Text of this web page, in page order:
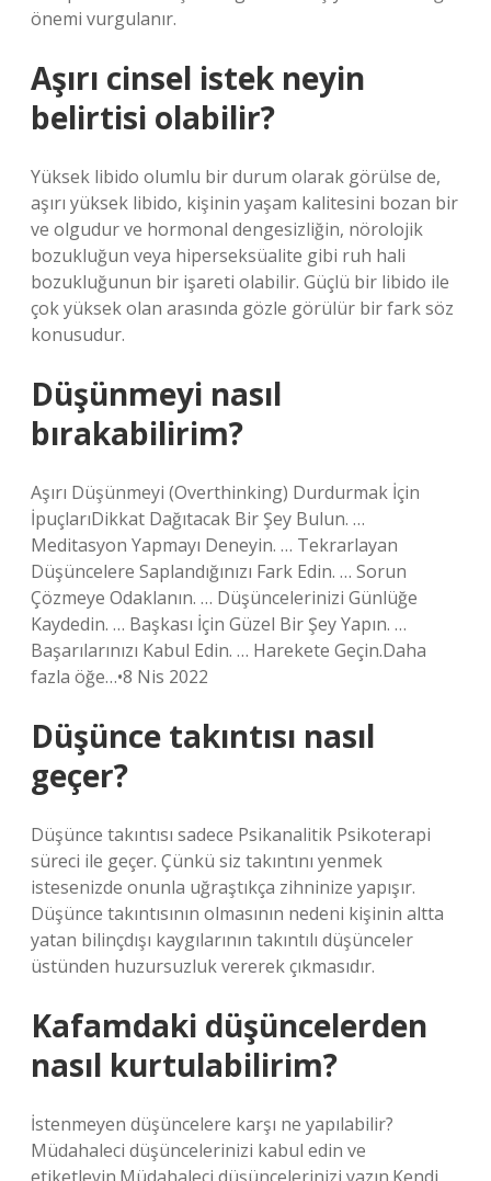
önemi vurgulanır.
Aşırı cinsel istek neyin
belirtisi olabilir?
Yüksek libido olumlu bir durum olarak görülse de,
aşırı yüksek libido, kişinin yaşam kalitesini bozan bir
ve olgudur ve hormonal dengesizliğin, nörolojik
bozukluğun veya hiperseksüalite gibi ruh hali
bozukluğunun bir işareti olabilir. Güçlü bir libido ile
çok yüksek olan arasında gözle görülür bir fark söz
konusudur.
Düşünmeyi nasıl
bırakabilirim?
Aşırı Düşünmeyi (Overthinking) Durdurmak İçin
İpuçlarıDikkat Dağıtacak Bir Şey Bulun. …
Meditasyon Yapmayı Deneyin. … Tekrarlayan
Düşüncelere Saplandığınızı Fark Edin. … Sorun
Çözmeye Odaklanın. … Düşüncelerinizi Günlüğe
Kaydedin. … Başkası İçin Güzel Bir Şey Yapın. …
Başarılarınızı Kabul Edin. … Harekete Geçin.Daha
fazla öğe…•8 Nis 2022
Düşünce takıntısı nasıl
geçer?
Düşünce takıntısı sadece Psikanalitik Psikoterapi
süreci ile geçer. Çünkü siz takıntını yenmek
istesenizde onunla uğraştıkça zihninize yapışır.
Düşünce takıntısının olmasının nedeni kişinin altta
yatan bilinçdışı kaygılarının takıntılı düşünceler
üstünden huzursuzluk vererek çıkmasıdır.
Kafamdaki düşüncelerden
nasıl kurtulabilirim?
İstenmeyen düşüncelere karşı ne yapılabilir?
Müdahaleci düşüncelerinizi kabul edin ve